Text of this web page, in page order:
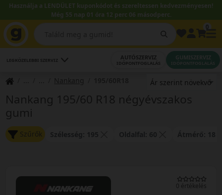
Használja a LENDÜLET kuponkódot és szereltessen kedvezményesen!
Még 55 nap 01 óra 12 perc 06 másodperc.
LEGKÖZELEBBI SZERVIZ AUTÓSZERVIZ
IDŐPONTFOGLALÁS
GUMISZERVIZ
IDŐPONTFOGLALÁS
Nankang
Nankang 195/60 R18 négyévszakos
gumi
Szűrők
0 értékelés